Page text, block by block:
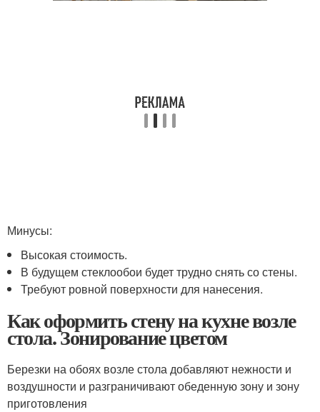
Минусы:
Высокая стоимость.
В будущем стеклообои будет трудно снять со стены.
Требуют ровной поверхности для нанесения.
Как оформить стену на кухне возле
стола. Зонирование цветом
Березки на обоях возле стола добавляют нежности и
воздушности и разграничивают обеденную зону и зону
приготовления